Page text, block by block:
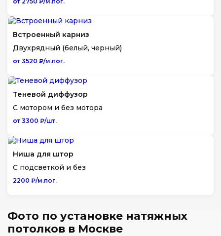
Встроенный карниз
Двухрядный (белый, черный)
от 3520 ₽/м.пог.
Теневой диффузор
С мотором и без мотора
от 3300 ₽/шт.
Ниша для штор
С подсветкой и без
2200 ₽/м.пог.
Фото по установке натяжных
потолков в Москве